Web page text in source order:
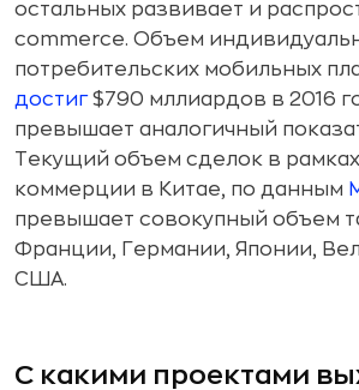
остальных развивает и
commerce. Объем
потребительских мобильных
достиг$790 мллиардов в 2016
превышает аналогичный
Текущий объем сделок в
коммерции в Китае, по данным
превышает совокупный объем
Франции, Германии, Японии,
США.
С какими проектами